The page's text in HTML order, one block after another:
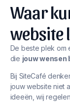
Waar
website
De beste plek om
die jouw wensen
Bij SiteCafé
jouw website niet
ideeën, wij